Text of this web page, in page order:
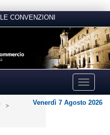
LE CONVENZIONI
Toggle
>
Venerdì 7 Agosto 2026